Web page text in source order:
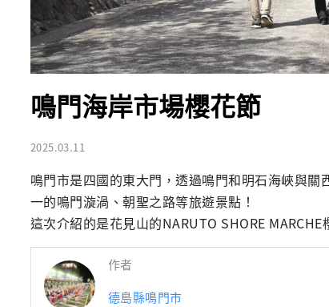
鳴門海岸市場櫻花節
2025.03.11
鳴門市是四國的東大門，透過鳴門和明石海峽與
一的鳴門漩渦、朝聖之路等旅遊景點！
這次介紹的是花見山的NARUTO SHORE MARCHE
作者
德島縣鳴門市